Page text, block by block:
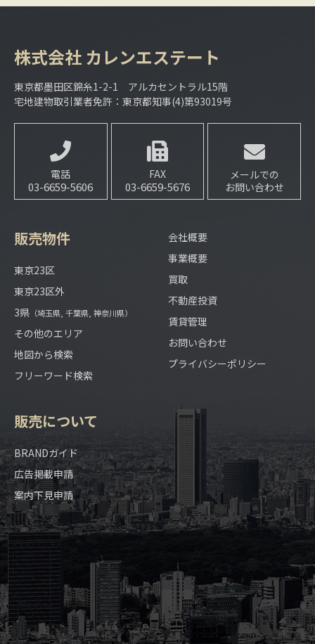
株式会社 カレンエステート
東京都墨田区錦糸1-2-1 アルカセントラル15階
宅地建物取引業者免許：東京都知事(4)第93019号
電話
03-6659-5606
FAX
03-6659-5676
メールでの
お問い合わせ
販売物件
東京23区
東京23区外
3県 （埼玉県, 千葉県, 神奈川県）
その他のエリア
地図から検索
フリーワード検索
販売について
BRANDガイド
広告掲載申請
案内下見申請
会社概要
事業概要
買取
不動産投資
賃貸管理
お問い合わせ
プライバシーポリシー